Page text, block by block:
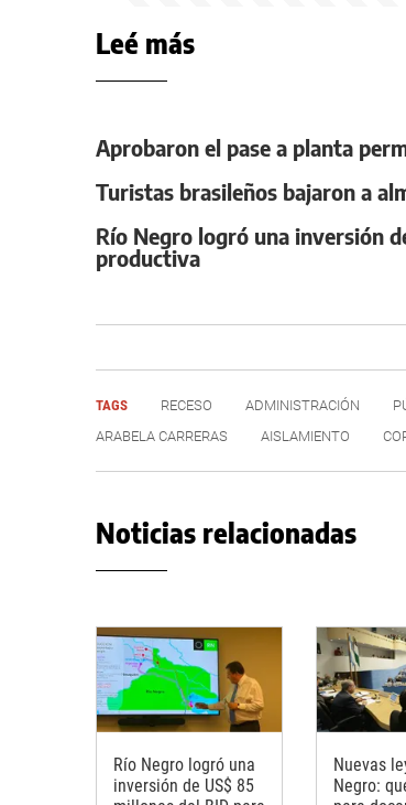
Leé más
Aprobaron el pase a planta
Turistas brasileños bajaron a
Río Negro logró una inversión
productiva
TAGS RECESO ADMINISTRACIÓN
ARABELA CARRERAS
AISLAMIENTO
Noticias relacionadas
Río Negro logró una
inversión de US$ 85
Nuevas
Negro: